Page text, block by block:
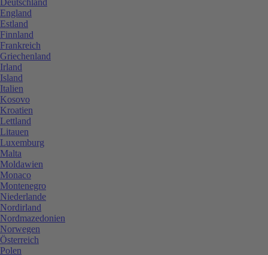
England
Estland
Finnland
Frankreich
Griechenland
Irland
Island
Italien
Kosovo
Kroatien
Lettland
Litauen
Luxemburg
Malta
Moldawien
Monaco
Montenegro
Niederlande
Nordirland
Nordmazedonien
Norwegen
Österreich
Polen